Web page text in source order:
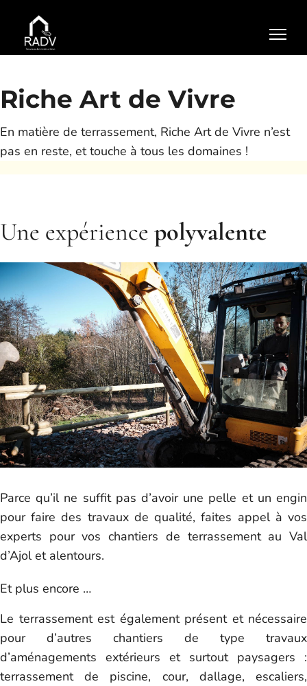
Génie civil
Maçonnerie
Terrassement
">
Riche Art de Vivre
En matière de terrassement, Riche Art de Vivre n’est
pas en reste, et touche à tous les domaines !
Une expérience polyvalente
Parce qu’il ne suffit pas d’avoir une pelle et un engin
pour faire des travaux de qualité, faites appel à vos
experts pour vos chantiers de terrassement au Val
d’Ajol et alentours.
Et plus encore …
Le terrassement est également présent et nécessaire
pour d’autres chantiers de type travaux
d’aménagements extérieurs et surtout paysagers :
terrassement de piscine, cour, dallage, escaliers,